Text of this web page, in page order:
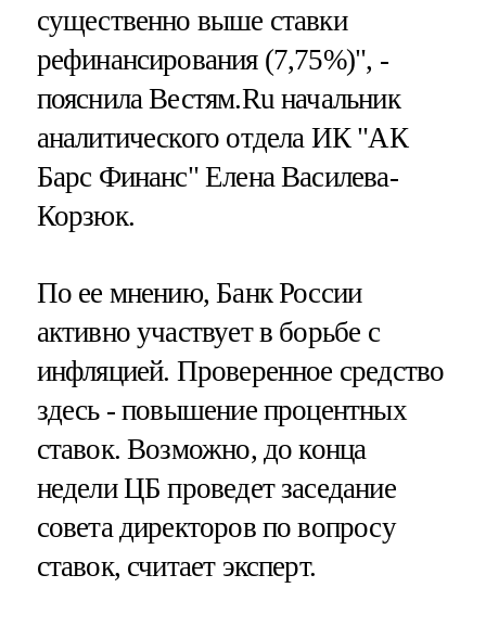
существенно выше ставки
рефинансирования (7,75%)", -
пояснила Вестям.Ru начальник
аналитического отдела ИК "АК
Барс Финанс" Елена Василева-
Корзюк.
По ее мнению, Банк России
активно участвует в борьбе с
инфляцией. Проверенное средство
здесь - повышение процентных
ставок. Возможно, до конца
недели ЦБ проведет заседание
совета директоров по вопросу
ставок, считает эксперт.